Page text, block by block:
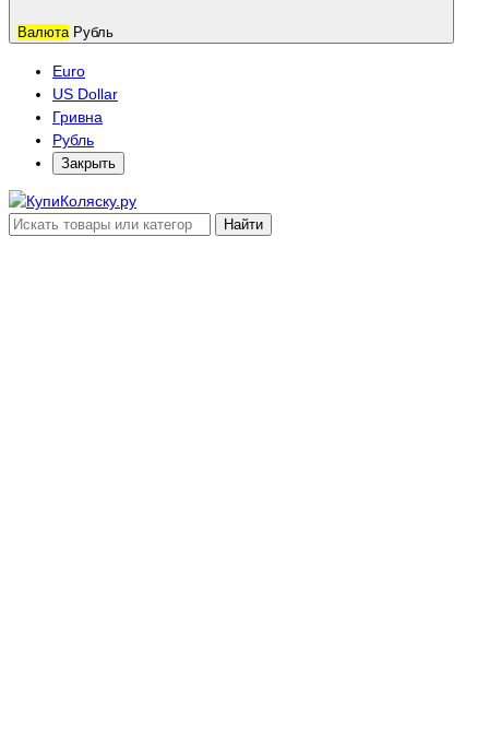
Валюта Рубль
Euro
US Dollar
Гривна
Рубль
Закрыть
Найти